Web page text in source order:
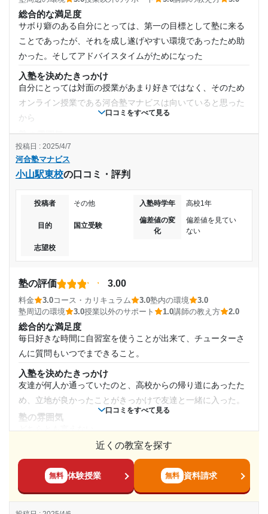
4時間以上
月額料金
100,001円〜300,000円
目的の達成度
達成
目的の達成理由
勉強時間が確保できるようになり閉館するまで勉強をす
授業以外のサポート
(相談・面談、家庭学習のサポート、授業以外のコミュニケーション等)
定期的にサポートをしてくれて、とても心強かった。面談も
定期的にしてくれたので、とても頼りになった。
通塾期間
2022年4月〜2024年3月(2年)
通年
通塾頻度
週2日
1日あたりの授業時間
2時間～3時間未満
月額料金
20,001円〜30,000円
目的の達成度
目的の達成理由
にも総合型の受験を検討していたので、個性を伸ばすこ
口コミをすべて見る
総合的な満足度
サボり癖のある自分にとっては、第一の目標として塾に来る
ことであったが、それを成し遂げやすい環境であったため助
かった。そしてアドバイスタイムがためになった
入塾を決めたきっかけ
自分にとっては対面の授業があまり好きではなく、そのため
オンライン授業である河合塾マナビスは向いていると思った
から
やや厳しい
料金
一講座がやはり高いため好きなのを好きなだけ取ることはで
コース・カリキュラム
自分に合った講座が取れるけれど少し講座が多かった気がす
講師の教え方
手取り足取りおしえてくれたため、ほんとうに助かった
塾内の環境
自習室は本当に綺麗で設備が良いと感じた。他にも置き勉ボ
ックスがあったのは非常に助かった
塾周辺の環境
みんな真面目にやっている環境のある自習室であるため、寝
授業以外のサポート
(相談・面談、家庭学習のサポート、授業以外のコミュニケーション等)
やはり年齢が近いということだけあって、相談するハードル
がとても低くきやすく相談できてよかった
2023年12月〜2025年2月(1年3ヶ月)
口コミをすべて見る
河合塾マナビス
小山駅東校の口コミ・評判
投稿日 : 2025/4/7
投稿者 その他 入塾時学年 高校1年
目的 国立受験
偏差値の変
化
偏差値を見てい
ない
志望校
塾の評価 3.00
料金 3.0コース・カリキュラム 3.0塾内の環境
3.0
塾周辺の環境
3.0授業以外のサポート 1.0講師の教え方 2.0
総合的な満足度
毎日好きな時間に自習室を使うことが出来て、チューターさ
んに質問もいつでまできること。
入塾を決めたきっかけ
友達が何人か通っていたのと、高校からの帰り道にあったた
め、立地が良かったことがきっかけで友達と一緒に入った。
塾の雰囲気
やはり授業料は高く負担が大きいものだった。もう少し下が
ったら色々なことが自由に受けられるようになるのではない
かと思う。
近くの教室を探す
無料 体験授業 無料 資料請求